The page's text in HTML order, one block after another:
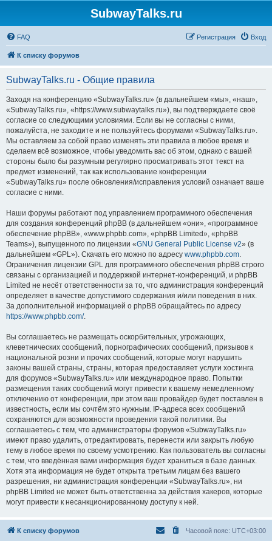
SubwayTalks.ru
FAQ Вход
Регистрация
К списку форумов
SubwayTalks.ru - Общие правила
Заходя на конференцию «SubwayTalks.ru» (в дальнейшем «мы», «наш»,
«SubwayTalks.ru», «https://www.subwaytalks.ru»), вы подтверждаете своё
согласие со следующими условиями. Если вы не согласны с ними,
пожалуйста, не заходите и не пользуйтесь форумами «SubwayTalks.ru».
Мы оставляем за собой право изменять эти правила в любое время и
сделаем всё возможное, чтобы уведомить вас об этом, однако с вашей
стороны было бы разумным регулярно просматривать этот текст на
предмет изменений, так как использование конференции
«SubwayTalks.ru» после обновления/исправления условий означает ваше
согласие с ними.
Наши форумы работают под управлением программного обеспечения
для создания конференций phpBB (в дальнейшем «они», «программное
обеспечение phpBB», «www.phpbb.com», «phpBB Limited», «phpBB
Teams»), выпущенного по лицензии «GNU General Public License v2» (в
дальнейшем «GPL»). Скачать его можно по адресу www.phpbb.com.
Ограничения лицензии GPL для программного обеспечения phpBB строго
связаны с организацией и поддержкой интернет-конференций, и phpBB
Limited не несёт ответственности за то, что администрация конференций
определяет в качестве допустимого содержания и/или поведения в них.
За дополнительной информацией о phpBB обращайтесь по адресу
https://www.phpbb.com/.
Вы соглашаетесь не размещать оскорбительных, угрожающих,
клеветнических сообщений, порнографических сообщений, призывов к
национальной розни и прочих сообщений, которые могут нарушить
законы вашей страны, страны, которая предоставляет услуги хостинга
для форумов «SubwayTalks.ru» или международное право. Попытки
размещения таких сообщений могут привести к вашему немедленному
отключению от конференции, при этом ваш провайдер будет поставлен в
известность, если мы сочтём это нужным. IP-адреса всех сообщений
сохраняются для возможности проведения такой политики. Вы
соглашаетесь с тем, что администраторы форумов «SubwayTalks.ru»
имеют право удалить, отредактировать, перенести или закрыть любую
тему в любое время по своему усмотрению. Как пользователь вы согласны
с тем, что введённая вами информация будет храниться в базе данных.
Хотя эта информация не будет открыта третьим лицам без вашего
разрешения, ни администрация конференции «SubwayTalks.ru», ни
phpBB Limited не может быть ответственна за действия хакеров, которые
могут привести к несанкционированному доступу к ней.
К списку форумов Часовой пояс: UTC+03:00